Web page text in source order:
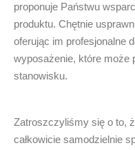
proponuje Państwu
produktu. Chętnie
oferując im profesjonalne
wyposażenie, które może
stanowisku.
Zatroszczyliśmy się o to,
całkowicie samodzielnie